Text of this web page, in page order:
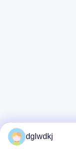
dglwdkj